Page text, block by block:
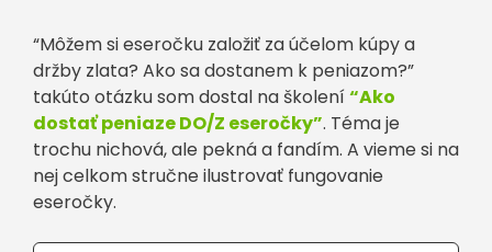
“Môžem si eseročku založiť za účelom kúpy a
držby zlata? Ako sa dostanem k peniazom?”
takúto otázku som dostal na školení“Ako
dostať peniaze DO/Z eseročky”. Téma je
trochu nichová, ale pekná a fandím. A vieme si na
nej celkom stručne ilustrovať fungovanie
eseročky.